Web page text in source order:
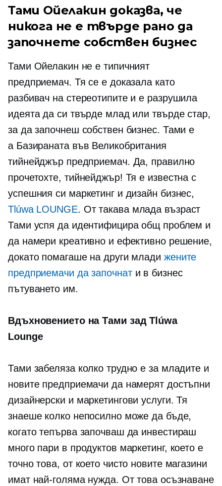
Тами Ойелакин доказва, че
никога не е твърде рано да
започнете собствен бизнес
Тами Ойелакин не е типичният
предприемач. Тя се е доказала като
разбивач на стереотипите и е разрушила
идеята да си твърде млад или твърде стар,
за да започнеш собствен бизнес. Тами е
а Базираната във Великобритания
тийнейджър предприемач. Да, правилно
прочетохте, тийнейджър! Тя е известна с
успешния си маркетинг и дизайн бизнес,
Tlúwa LOUNGE. От такава млада възраст
Тами успя да идентифицира общ проблем и
да намери креативно и ефективно решение,
докато помагаше на други млади жените
предприемачи да започнати в бизнес
пътуването им.
Вдъхновението на Тами зад Tlúwa
Lounge
Тами забеляза колко трудно е за младите и
новите предприемачи да намерят достъпни
дизайнерски и маркетингови услуги. Тя
знаеше колко непосилно може да бъде,
когато тепърва започваш да инвестираш
много пари в продуктов маркетинг, което е
точно това, от което чисто новите магазини
имат най-голяма нужда. От това осъзнаване